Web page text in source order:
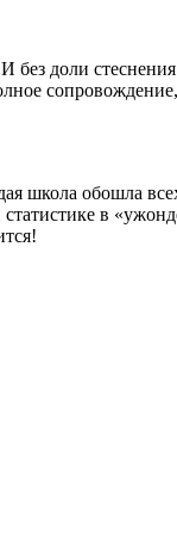
доли
школа обошла
статистике в